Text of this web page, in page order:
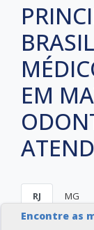
Encontre as
EM
RJ MG
PE
BA